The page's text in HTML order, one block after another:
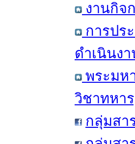
งานกิจ
การปร
ดำเนินง
พระมห
วิชาทหา
กลุ่มสา